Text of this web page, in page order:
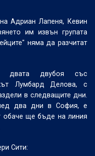
Адриан Лапеня, Кевин
им извън групата
няма да разчитат
двата двубоя със
Лумбард Делова, с
в следващите дни.
два дни в София, е
обаче ще бъде на линия
Сити: